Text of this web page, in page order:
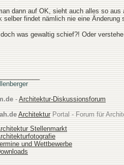
dann auf OK, sieht auch alles so
selber findet nämlich nie eine Änderung
was gewaltig schief?! Oder
- Architektur-Diskussionsforum
ArchitekturPortal - Forum für
Stellenmarkt
und Wettbewerbe